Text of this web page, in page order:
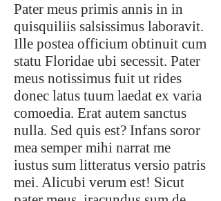
Pater meus primis annis in in
quisquiliis salsissimus laboravit.
Ille postea officium obtinuit cum
statu Floridae ubi secessit. Pater
meus notissimus fuit ut rides
donec latus tuum laedat ex varia
comoedia. Erat autem sanctus
nulla. Sed quis est? Infans soror
mea semper mihi narrat me
iustus sum litteratus versio patris
mei. Alicubi verum est! Sicut